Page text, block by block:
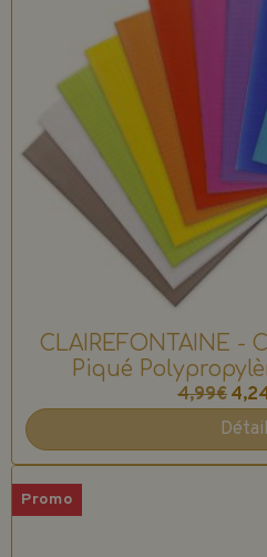
CLAIREFONTAINE -
Piqué
Seyes(Grands
90g/
4,99€
Promo